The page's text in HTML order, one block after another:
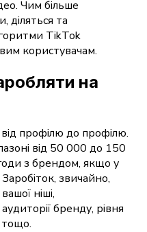
Чим більше
діляться та
TikTok
користувачам.
на
профілю до профілю.
від 50 000 до 150
з брендом, якщо у
звичайно,
ніші,
бренду, рівня
тощо.